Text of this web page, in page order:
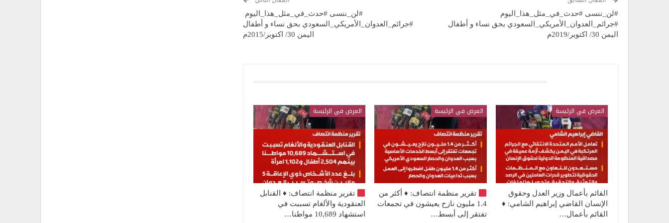
#لن_ننسى #حدث_في_مثل_هذا_اليوم
#جرائم_العدوان_الأمريكي_السعودي بحق نساء و أطفال
اليمن 30/ اكتوبر/2019م
#لن_ننسى #حدث_في_مثل_هذا_اليوم
#جرائم_العدوان_الأمريكي_السعودي بحق نساء و أطفال
اليمن 30/ اكتوبر/2015م
العرض في الرئيسة
القائم بأعمال وزير العدل وحقوق
الإنسان القاضي إبراهيم الشامي: ♦️
القائم بأعمال…
العرض في الرئيسة
تقرير منظمة انتصاف: ♦️ أكثر من
1.4 مليون نازح يعيشون في تجمعات
تفتقر إلى أبسط…
العرض في الرئيسة
تقرير منظمة انتصاف: ♦️القنابل
العنقودية والألغام تسببت في
استشهاد 10,689 مواطنا…